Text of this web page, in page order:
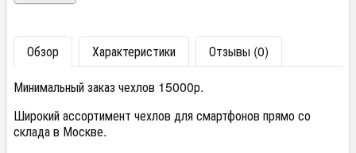
Обзор Характеристики
Отзывы (0)
Минимальный заказ чехлов 15000р.
Широкий ассортимент чехлов для смартфонов прямо со
склада в Москве.